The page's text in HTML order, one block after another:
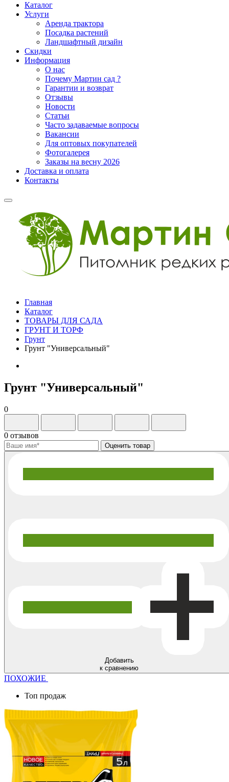
Каталог
Услуги
Аренда трактора
Посадка растений
Ландшафтный дизайн
Скидки
Информация
О нас
Почему Мартин сад ?
Гарантии и возврат
Отзывы
Новости
Статьи
Часто задаваемые вопросы
Вакансии
Для оптовых покупателей
Фотогалерея
Заказы на весну 2026
Доставка и оплата
Контакты
Главная
Каталог
ТОВАРЫ ДЛЯ САДА
ГРУНТ И ТОРФ
Грунт
Грунт "Универсальный"
Грунт "Универсальный"
0
0 отзывов
Добавить
к сравнению
ПОХОЖИЕ
Топ продаж